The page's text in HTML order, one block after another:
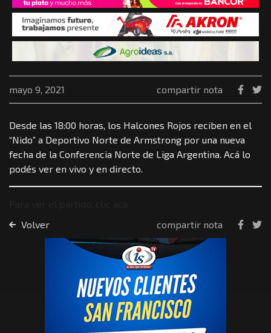
mayo 9, 2021 compartir nota
Desde las 18:00 horas, los Halcones Rojos reciben en el
“Nido” a Deportivo Norte de Armstrong por una nueva
fecha de la Conferencia Norte de Liga Argentina. Acá lo
podés ver en vivo y en directo.
Volver
compartir nota